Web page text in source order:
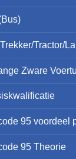
Tractor/
Zware
95 voordeel
95 Theorie